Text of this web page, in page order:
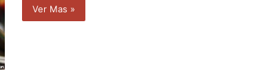
Ver Mas »